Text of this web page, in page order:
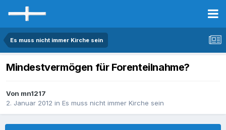
Es muss nicht immer Kirche sein
Mindestvermögen für Forenteilnahme?
Von mn1217
2. Januar 2012 in Es muss nicht immer Kirche sein